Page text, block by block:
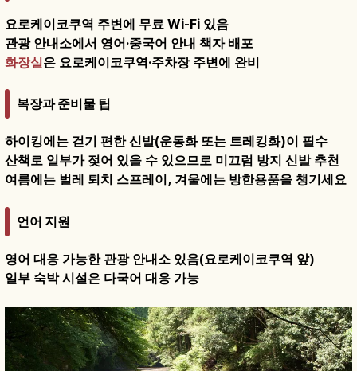
요로케이코쿠역 주변에 무료 Wi-Fi 있음
관광 안내소에서 영어·중국어 안내 책자 배포
화장실은 요로케이코쿠역·주차장 주변에 완비
복장과 준비물 팁
하이킹에는 걷기 편한 신발(운동화 또는 트레킹화)이 필수
산책로 일부가 젖어 있을 수 있으므로 미끄럼 방지 신발 추천
여름에는 벌레 퇴치 스프레이, 겨울에는 방한용품을 챙기세요
언어 지원
영어 대응 가능한 관광 안내소 있음(요로케이코쿠역 앞)
일부 숙박 시설은 다국어 대응 가능